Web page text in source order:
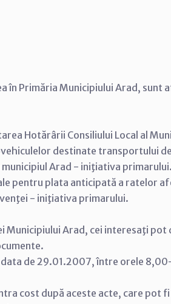
în Primăria Municipiului Arad, sunt
Hotărârii Consiliului Local al
destinate transportului
Arad - iniţiativa primarului.
pentru plata anticipată a ratelor
- iniţiativa primarului.
Arad, cei interesaţi pot
de 29.01.2007, între orele
cost după aceste acte, care pot